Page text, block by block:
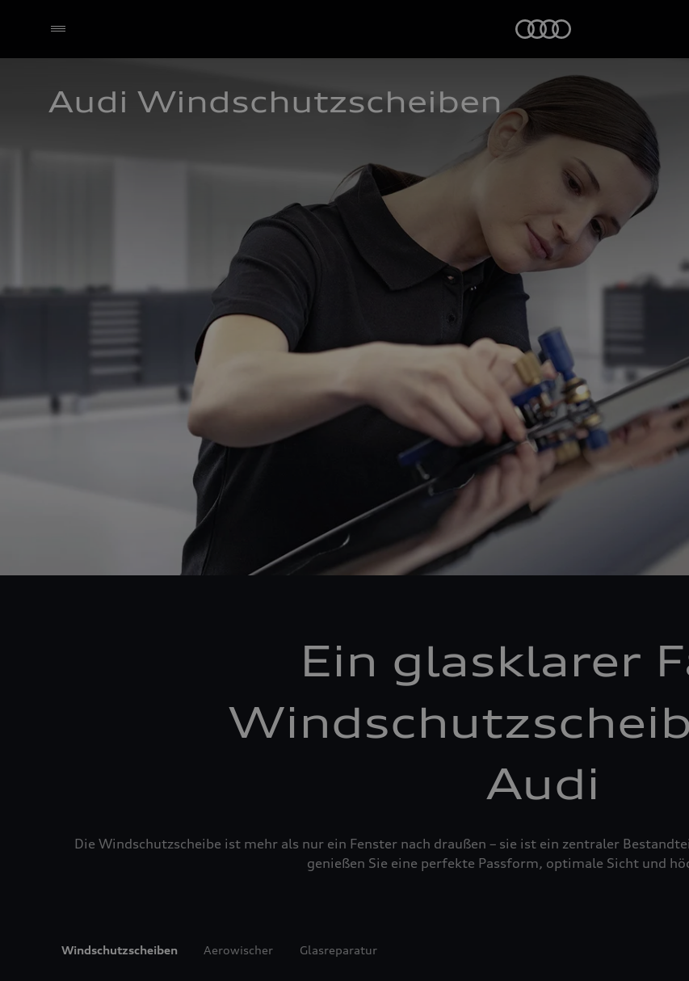
Audi Windschutzscheiben
Ein glasklarer
Audi
Die Windschutzscheibe ist mehr als nur ein Fenster nach draußen – sie ist ein zentraler
genießen Sie eine perfekte Passform, optimale Sicht und
Windschutzscheiben Aerowischer Glasreparatur